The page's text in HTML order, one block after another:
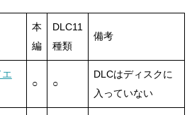
本
編
DLC11
種類
備考
○ ○
DLCはディスクに
入っていない